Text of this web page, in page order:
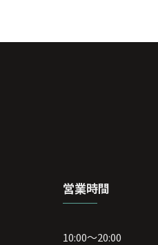
営業時間
10:00～20:00